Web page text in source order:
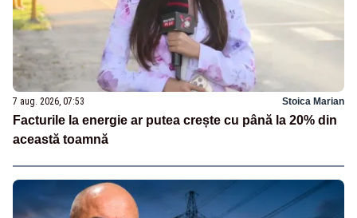
7 aug. 2026, 07:53 Stoica Marian
Facturile la energie ar putea crește cu până la 20% din
această toamnă